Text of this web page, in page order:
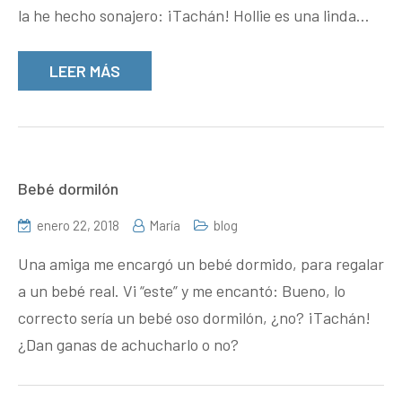
la he hecho sonajero: ¡Tachán! Hollie es una linda…
LEER MÁS
Bebé dormilón
enero 22, 2018 María blog
Una amiga me encargó un bebé dormido, para regalar
a un bebé real. Vi “este” y me encantó: Bueno, lo
correcto sería un bebé oso dormilón, ¿no? ¡Tachán!
¿Dan ganas de achucharlo o no?